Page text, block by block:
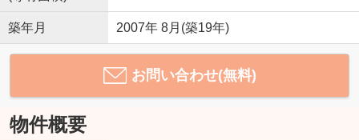
築年月 2007年 8月(築19年)
お問い合わせ(無料)
物件概要